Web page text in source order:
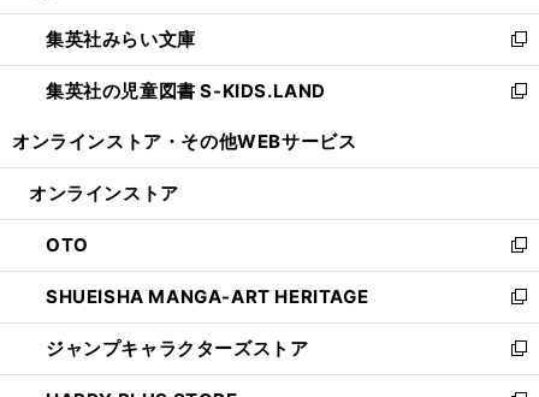
開
く
ウ
で
開
く
ン
ド
ウ
で
ウ
ィ
ン
ド
開
集英社みらい文庫
新
し
い
ン
ウ
で
開
く
集英社の児童図書 S-KIDS.LAND
新
ウ
ン
ド
ウ
で
開
く
オンラインストア・ その他WEBサービス
オンラインストア
OTO
新
し
い
ウ
ィ
ン
SHUEISHA MANGA-ART HERITAGE
新
し
い
ウ
ジャンプキャラクターズストア
新
し